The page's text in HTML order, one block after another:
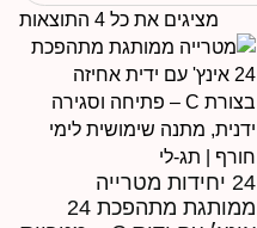
מציגים את כל ⁦4⁩ התוצאות
24 יחידות מטרייה
ממותגת מתהפכת 24